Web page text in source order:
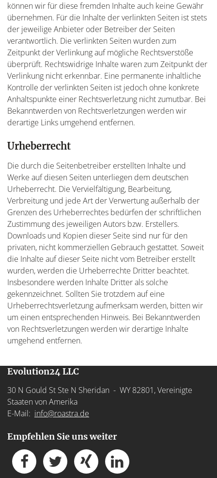
können wir für diese fremden Inhalte auch keine Gewähr
übernehmen. Für die Inhalte der verlinkten Seiten ist stets
der jeweilige Anbieter oder Betreiber der Seiten
verantwortlich. Die verlinkten Seiten wurden zum
Zeitpunkt der Verlinkung auf mögliche Rechtsverstöße
überprüft. Rechtswidrige Inhalte waren zum Zeitpunkt der
Verlinkung nicht erkennbar. Eine permanente inhaltliche
Kontrolle der verlinkten Seiten ist jedoch ohne konkrete
Anhaltspunkte einer Rechtsverletzung nicht zumutbar. Bei
Bekanntwerden von Rechtsverletzungen werden wir
derartige Links umgehend entfernen.
Urheberrecht
Die durch die Seitenbetreiber erstellten Inhalte und
Werke auf diesen Seiten unterliegen dem deutschen
Urheberrecht. Die Vervielfältigung, Bearbeitung,
Verbreitung und jede Art der Verwertung außerhalb der
Grenzen des Urheberrechtes bedürfen der schriftlichen
Zustimmung des jeweiligen Autors bzw. Erstellers.
Downloads und Kopien dieser Seite sind nur für den
privaten, nicht kommerziellen Gebrauch gestattet. Soweit
die Inhalte auf dieser Seite nicht vom Betreiber erstellt
wurden, werden die Urheberrechte Dritter beachtet.
Insbesondere werden Inhalte Dritter als solche
gekennzeichnet. Sollten Sie trotzdem auf eine
Urheberrechtsverletzung aufmerksam werden, bitten wir
um einen entsprechenden Hinweis. Bei Bekanntwerden
von Rechtsverletzungen werden wir derartige Inhalte
umgehend entfernen.
Evolution24 LLC
30 N Gould St Ste N Sheridan - WY 82801, Vereinigte
Staaten von Amerika
E-Mail: info@roastra.de
Empfehlen Sie uns weiter